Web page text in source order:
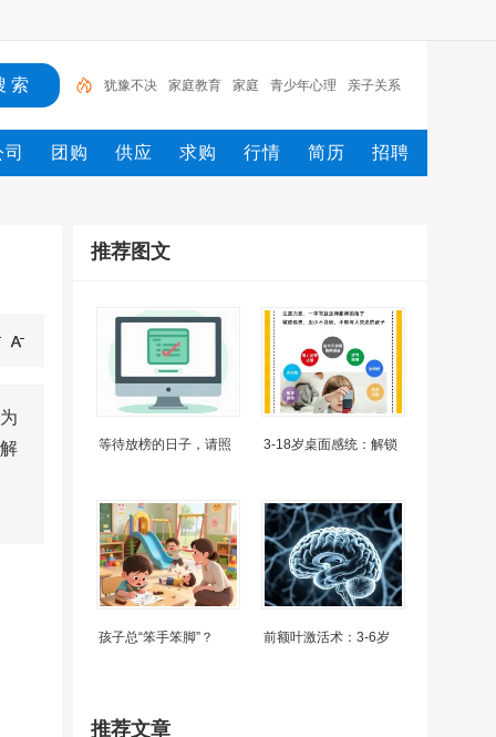
犹豫不决 家庭教育 家庭 青少年心理 亲子关系
挽回婚姻 父母 婆媳关系 阶段 治愈
团购 供应 求购 行情 简历 招聘
推荐图文
等待放榜的日子，请照 3-18岁桌面感统：解锁
孩子总“笨手笨脚”？ 前额叶激活术：3-6岁
推荐文章